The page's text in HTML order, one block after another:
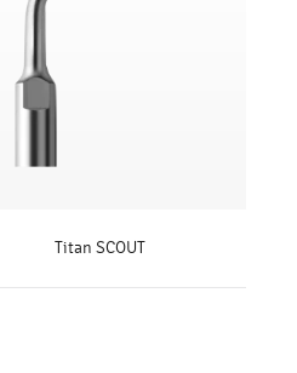
Titan SCOUT